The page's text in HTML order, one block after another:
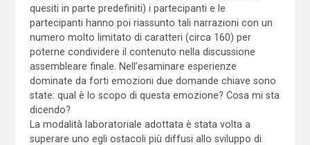
quesiti in parte predefiniti) i partecipanti e le
partecipanti hanno poi riassunto tali narrazioni con un
numero molto limitato di caratteri (circa 160) per
poterne condividere il contenuto nella discussione
assembleare finale. Nell’esaminare esperienze
dominate da forti emozioni due domande chiave sono
state: qual è lo scopo di questa emozione? Cosa mi sta
dicendo?
La modalità laboratoriale adottata è stata volta a
superare uno egli ostacoli più diffusi allo sviluppo di